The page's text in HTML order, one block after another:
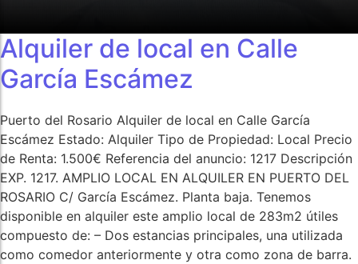
Alquiler de local en Calle
García Escámez
Puerto del Rosario Alquiler de local en Calle García
Escámez Estado: Alquiler Tipo de Propiedad: Local Precio
de Renta: 1.500€ Referencia del anuncio: 1217 Descripción
EXP. 1217. AMPLIO LOCAL EN ALQUILER EN PUERTO DEL
ROSARIO C/ García Escámez. Planta baja. Tenemos
disponible en alquiler este amplio local de 283m2 útiles
compuesto de: – Dos estancias principales, una utilizada
como comedor anteriormente y otra como zona de barra.